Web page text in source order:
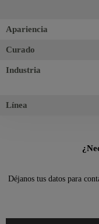
Apariencia
Curado
Industria
Línea
Déjanos tus datos para